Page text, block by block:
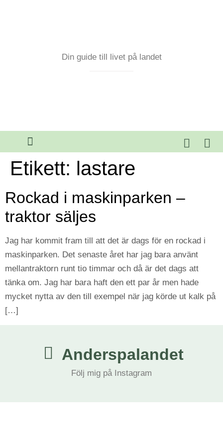
Din guide till livet på landet
Etikett: lastare
Rockad i maskinparken –
traktor säljes
Jag har kommit fram till att det är dags för en rockad i
maskinparken. Det senaste året har jag bara använt
mellantraktorn runt tio timmar och då är det dags att
tänka om. Jag har bara haft den ett par år men hade
mycket nytta av den till exempel när jag körde ut kalk på
[…]
Anderspalandet
Följ mig på Instagram